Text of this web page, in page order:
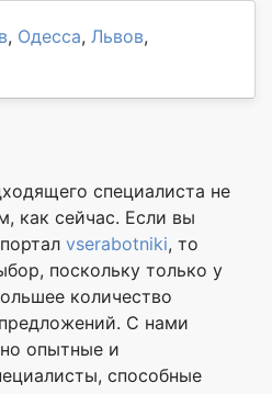
, Одесса, Львов,
специалиста не
как сейчас. Если вы
vserabotniki, то
поскольку только у
количество
С нами
опытные и
способные